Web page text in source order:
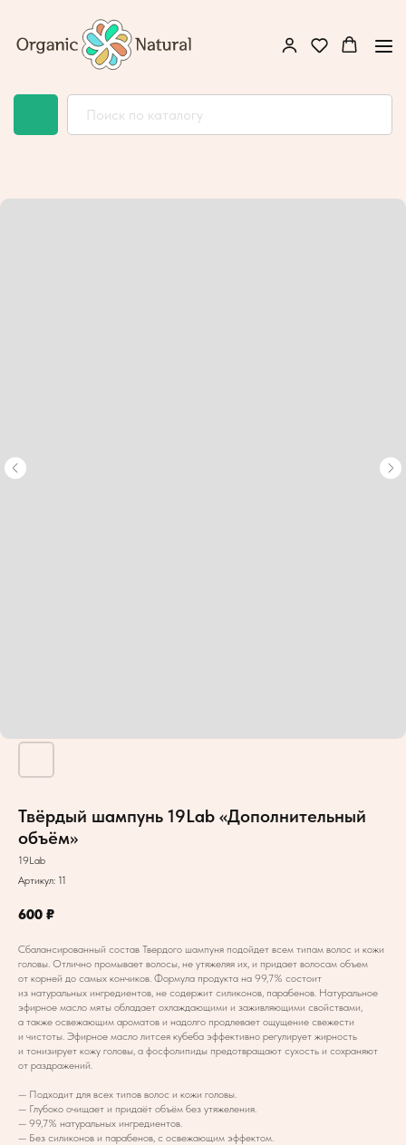
Твёрдый шампунь 19Lab «Дополнительный
объём»
19Lab
Артикул: 11
600 ₽
Сбалансированный состав Твердого шампуня подойдет всем типам волос и кожи
головы. Отлично промывает волосы, не утяжеляя их, и придает волосам объем
от корней до самых кончиков. Формула продукта на 99,7% состоит
из натуральных ингредиентов, не содержит силиконов, парабенов. Натуральное
эфирное масло мяты обладает охлаждающими и заживляющими свойствами,
а также освежающим ароматов и надолго продлевает ощущение свежести
и чистоты. Эфирное масло литсея кубеба эффективно регулирует жирность
и тонизирует кожу головы, а фосфолипиды предотвращают сухость и сохраняют
от раздражений.
— Подходит для всех типов волос и кожи головы.
— Глубоко очищает и придаёт объём без утяжеления.
— 99,7% натуральных ингредиентов.
— Без силиконов и парабенов, с освежающим эффектом.